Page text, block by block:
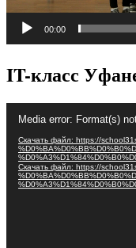
00:00
IT-класс
Видеоплеер
Media error: Format(s)
Скачать файл: https://
Скачать файл: https://